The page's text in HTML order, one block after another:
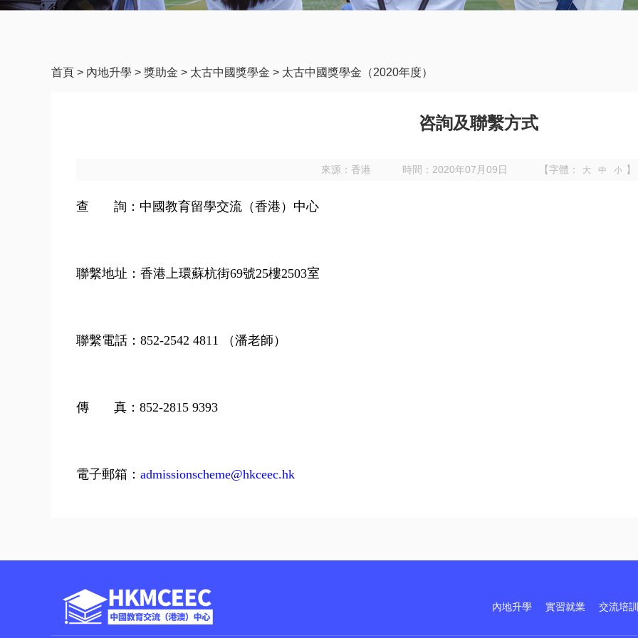
首頁 > 內地升學 > 獎助金 > 太古中國獎學金 > 太古中國獎學金（2020年度）
咨詢及聯繫方式
來源：香港 時間：2020年07月09日 【字體： 大 中 小 】
查 詢：中國教育留學交流（香港）中心
聯繫地址：香港上環蘇杭街69號25樓2503室
聯繫電話： 852-2542 4811 （潘老師）
傳 真： 852-2815 9393
電子郵箱： admissionscheme@hkceec.hk
內地升學 實習就業 交流培訓